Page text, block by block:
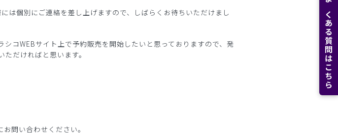
よくある質問はこちら
は個別にご連絡を差し上げますので、しばらくお待ちいただけまし
コWEBサイト上で予約販売を開始したいと思っておりますので、発
だければと思います。
問い合わせください。